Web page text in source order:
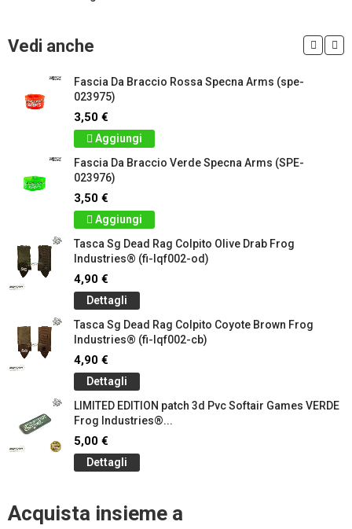
Vedi anche
Fascia Da Braccio Rossa Specna Arms (spe-
023975)
3,50 €
Aggiungi
Fascia Da Braccio Verde Specna Arms (SPE-
023976)
3,50 €
Aggiungi
Tasca Sg Dead Rag Colpito Olive Drab Frog
Industries® (fi-lqf002-od)
4,90 €
Dettagli
Tasca Sg Dead Rag Colpito Coyote Brown Frog
Industries® (fi-lqf002-cb)
4,90 €
Dettagli
LIMITED EDITION patch 3d Pvc Softair Games VERDE
Frog Industries®...
5,00 €
Dettagli
Acquista insieme a